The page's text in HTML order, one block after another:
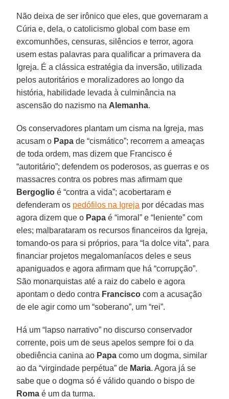
Não deixa de ser irônico que eles, que governaram a
Cúria e, dela, o catolicismo global com base em
excomunhões, censuras, silêncios e terror, agora
usem estas palavras para qualificar a primavera da
Igreja. É a clássica estratégia da inversão, utilizada
pelos autoritários e moralizadores ao longo da
história, habilidade levada à culminância na
ascensão do nazismo na Alemanha.
Os conservadores plantam um cisma na Igreja, mas
acusam o Papa de “cismático”; recorrem a ameaças
de toda ordem, mas dizem que Francisco é
“autoritário”; defendem os poderosos, as guerras e os
massacres contra os pobres mas afirmam que
Bergoglio é “contra a vida”; acobertaram e
defenderam os pedófilos na Igreja por décadas mas
agora dizem que o Papa é “imoral” e “leniente” com
eles; malbarataram os recursos financeiros da Igreja,
tomando-os para si próprios, para “la dolce vita”, para
financiar projetos megalomaníacos deles e seus
apaniguados e agora afirmam que há “corrupção”.
São monarquistas até a raiz do cabelo e agora
apontam o dedo contra Francisco com a acusação
de ele agir como um “soberano”, um “rei”.
Há um “lapso narrativo” no discurso conservador
corrente, pois um de seus apelos sempre foi o da
obediência canina ao Papa como um dogma, similar
ao da “virgindade perpétua” de Maria. Agora já se
sabe que o dogma só é válido quando o bispo de
Roma é um da turma.